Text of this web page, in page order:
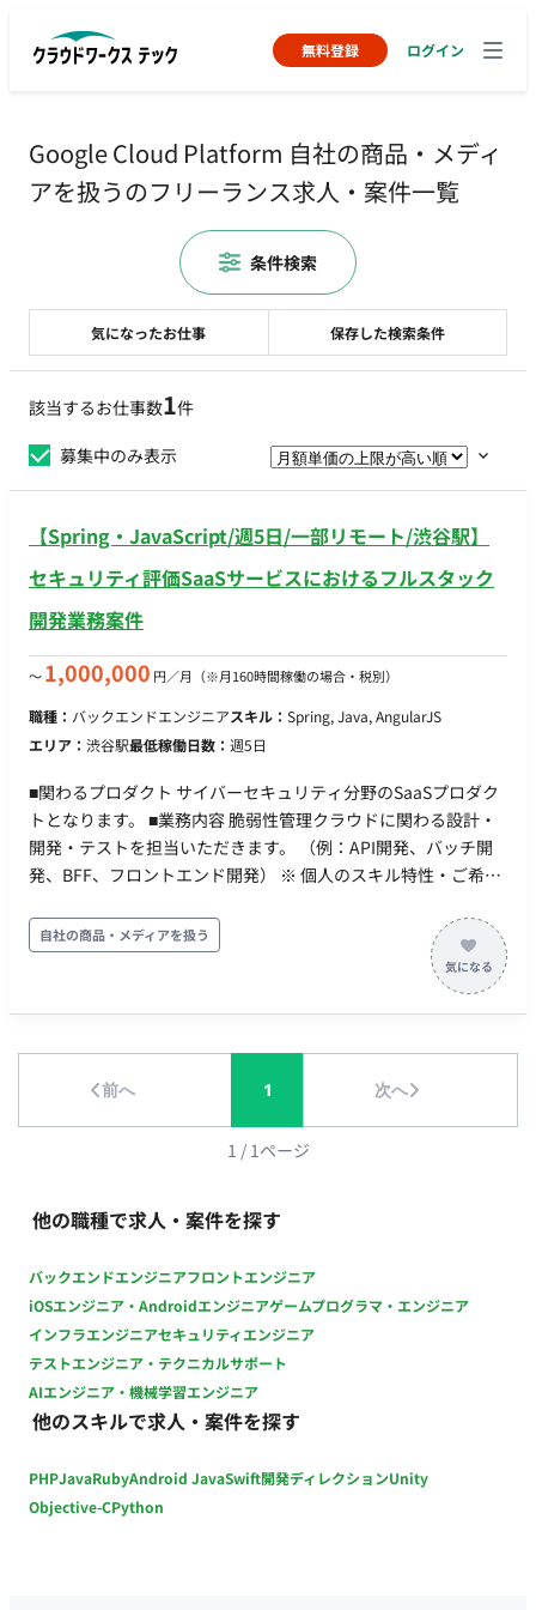
無料登録 ログイン
Google Cloud Platform 自社の商品・メディ
アを扱うのフリーランス求人・案件一覧
該当するお仕事数1件
募集中のみ表示
【Spring・JavaScript/週5日/一部リモート/渋谷駅】
セキュリティ評価SaaSサービスにおけるフルスタック
開発業務案件
〜1,000,000 円／月 （※月160時間稼働の場合・税別）
職種： バックエンドエンジニアスキル： Spring, Java, AngularJS
エリア： 渋谷駅最低稼働日数： 週5日
■関わるプロダクト サイバーセキュリティ分野のSaaSプロダク
トとなります。 ■業務内容 脆弱性管理クラウドに関わる設計・
開発・テストを担当いただきます。 （例：API開発、バッチ開
発、BFF、フロントエンド開発） ※ 個人のスキル特性・ご希望
Kotlin, Spring Boot ・フロントエンド：TypeScript, Angular,
RxJS, PrimeNG, Akita ・インフラ：AWS, Docker, MySQL,
ElasticSearch, Redis, Datadog, Kibana, Sentry ・リポジトリ管
理：GitHub Enterprise Cloud ・コミュニケーション：Slack,
（IntelliJ IDEA, DataGrip, WebStorm）, Github Copilot,
Claude Code ・デザイン環境：Figma ・グループウェア：
Google workspace ・生成AI: Gemini, notebooklm ■配属組織
年齢は３５歳ぐらいのチームです ・一人一人が裁量をもって、
開発を進める組織です ・初めて経験するスキルなどは、ペアプ
・10:00~19:00、平日週5日 ・週3日(月火金)出社、週2日リモー
ト ・PC貸与
自社の商品・メディアを扱う
前へ 1 次へ
1 / 1ページ
他の職種で求人・案件を探す
バックエンドエンジニアフロントエンジニア
iOSエンジニア・Androidエンジニアゲームプログラマ・エンジニア
インフラエンジニアセキュリティエンジニア
テストエンジニア・テクニカルサポート
AIエンジニア・機械学習エンジニア
他のスキルで求人・案件を探す
PHPJavaRubyAndroid JavaSwift開発ディレクションUnity
Objective-CPython
気になったお仕事 保存した検索条件
条件検索